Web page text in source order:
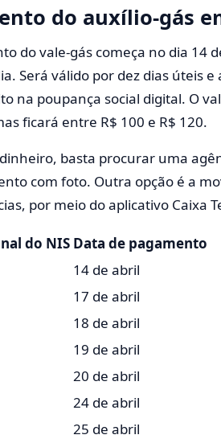
do auxílio-gás
do vale-gás começa no dia 14
Será válido por dez dias úteis
na poupança social digital. O
ficará entre R$ 100 e R$ 120.
basta procurar uma
com foto. Outra opção é a
por meio do aplicativo Caixa
do NIS Data de pagamento
14 de abril
17 de abril
18 de abril
19 de abril
20 de abril
24 de abril
25 de abril